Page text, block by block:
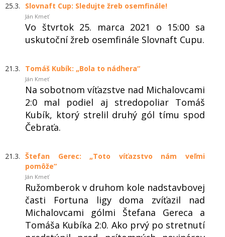
25.3. Slovnaft Cup: Sledujte žreb osemfinále!
Ján Kmeť
Vo štvrtok 25. marca 2021 o 15:00 sa
uskutoční žreb osemfinále Slovnaft Cupu.
21.3. Tomáš Kubík: „Bola to nádhera“
Ján Kmeť
Na sobotnom víťazstve nad Michalovcami
2:0 mal podiel aj stredopoliar Tomáš
Kubík, ktorý strelil druhý gól tímu spod
Čebraťa.
21.3. Štefan Gerec: „Toto víťazstvo nám veľmi
pomôže“
Ján Kmeť
Ružomberok v druhom kole nadstavbovej
časti Fortuna ligy doma zvíťazil nad
Michalovcami gólmi Štefana Gereca a
Tomáša Kubíka 2:0. Ako prvý po stretnutí